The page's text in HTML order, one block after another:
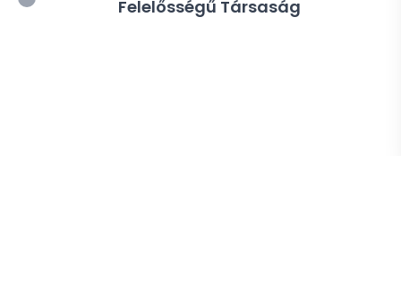
Felelősségű Társaság